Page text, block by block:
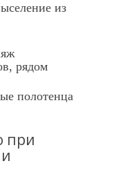
из
рядом
полотенца
при